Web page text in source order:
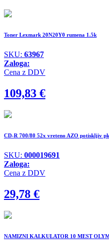
Toner Lexmark 20N20Y0 rumena 1.5k
SKU: 63967
Zaloga:
Cena z DDV
109,83 €
CD-R 700/80 52x vreteno AZO potiskljiv
SKU: 000019691
Zaloga:
Cena z DDV
29,78 €
NAMIZNI KALKULATOR 10 MEST